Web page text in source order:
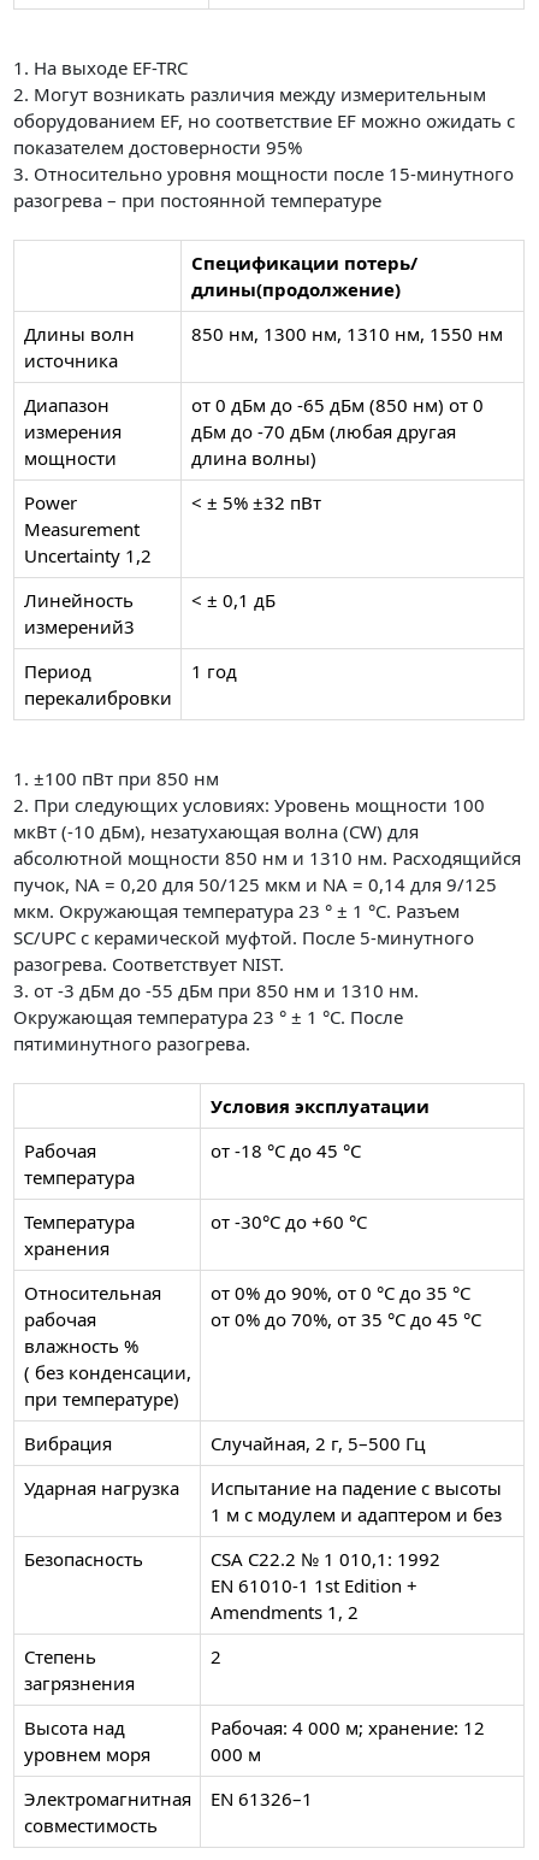
1. На выходе EF-TRC
2. Могут возникать различия между измерительным
оборудованием EF, но соответствие EF можно ожидать с
показателем достоверности 95%
3. Относительно уровня мощности после 15-минутного
разогрева – при постоянной температуре
Спецификации потерь/
длины(продолжение)
Длины волн
источника
850 нм, 1300 нм, 1310 нм, 1550 нм
Диапазон
измерения
мощности
от 0 дБм до -65 дБм (850 нм) от 0
дБм до -70 дБм (любая другая
длина волны)
Power
Measurement
Uncertainty 1,2
< ± 5% ±32 пВт
Линейность
измерений3
< ± 0,1 дБ
Период
перекалибровки
1 год
1. ±100 пВт при 850 нм
2. При следующих условиях: Уровень мощности 100
мкВт (-10 дБм), незатухающая волна (CW) для
абсолютной мощности 850 нм и 1310 нм. Расходящийся
пучок, NA = 0,20 для 50/125 мкм и NA = 0,14 для 9/125
мкм. Окружающая температура 23 ° ± 1 °C. Разъем
SC/UPC с керамической муфтой. После 5-минутного
разогрева. Соответствует NIST.
3. от -3 дБм до -55 дБм при 850 нм и 1310 нм.
Окружающая температура 23 ° ± 1 °C. После
пятиминутного разогрева.
Условия эксплуатации
Рабочая
температура
от -18 °C до 45 °C
Температура
хранения
от -30°C до +60 °C
Относительная
рабочая
влажность %
( без конденсации,
при температуре)
от 0% до 90%, от 0 °C до 35 °C
от 0% до 70%, от 35 °C до 45 °C
Вибрация
Случайная, 2 г, 5–500 Гц
Ударная нагрузка
Испытание на падение с высоты
1 м с модулем и адаптером и без
Безопасность
CSA C22.2 № 1 010,1: 1992
EN 61010-1 1st Edition +
Amendments 1, 2
Степень
загрязнения
2
Высота над
уровнем моря
Рабочая: 4 000 м; хранение: 12
000 м
Электромагнитная
совместимость
EN 61326–1